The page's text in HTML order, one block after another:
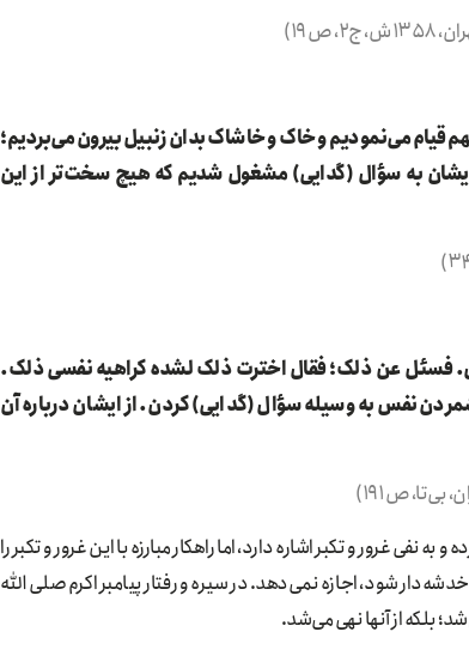
۱۹)
می‌نمودیم و خاک و خاشاک بدان زنبیل بیرون می‌بردیم؛
به سؤال (گدایی) مشغول شدیم که هیچ سخت‌تر از این
فسئل عن ذلک؛ فقال اخترت ذلک لشده کراهیه نفسی ذلک.
نفس به‌وسیله سؤال (گدایی) کردن. از ایشان درباره آن
ص ۱۹۱)
نفی غرور و تکبر اشاره دارد، اما راهکار مبارزه با این غرور و تکبر را
شود، اجازه نمی‌دهد. در سیره و رفتار پیامبر اکرم صلی الله
بلکه از آنها نهی می‌شد.